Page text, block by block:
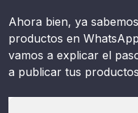
Ahora bien, ya
productos en
vamos a explicar el
a publicar tus